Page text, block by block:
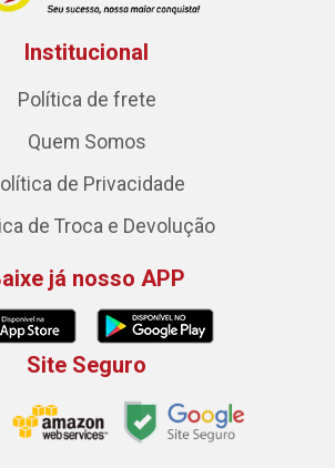
Institucional
Política de frete
Quem Somos
de Privacidade
de Troca e Devolução
já nosso APP
Site Seguro